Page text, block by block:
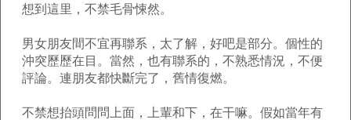
想到這里，不禁毛骨悚然。
男女朋友間不宜再聯系，太了解，好吧是部分。個性的
沖突歷歷在目。當然，也有聯系的，不熟悉情況，不便
評論。連朋友都快斷完了，舊情復燃。
不禁想抬頭問問上面，上輩和下，在干嘛。假如當年有